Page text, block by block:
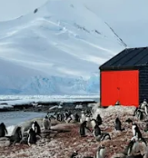
Vereinigtes
und
USA
Deutschland